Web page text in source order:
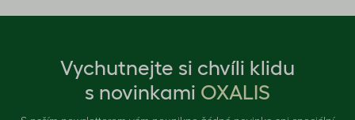
Vychutnejte si chvíli klidu
s novinkami OXALIS